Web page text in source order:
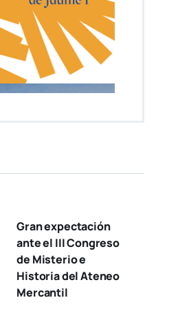
Gran expectación
ante el III Congreso
de Misterio e
Historia del Ateneo
Mercantil